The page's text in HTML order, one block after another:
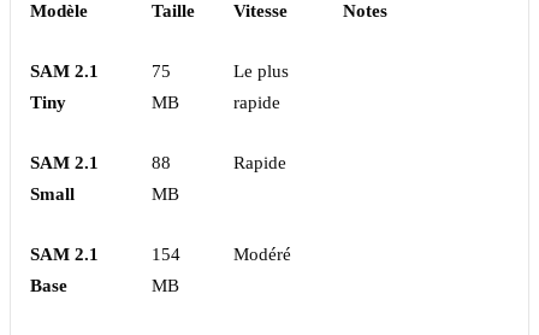
Modèle Taille Vitesse Notes
SAM 2.1
Tiny
75
MB
Le plus
rapide
SAM 2.1
Small
88
MB
Rapide
SAM 2.1
Base
154
MB
Modéré